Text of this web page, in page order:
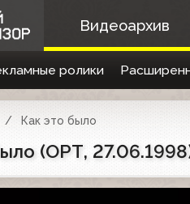
Видеоархив
ролики
Как это было
(ОРТ,